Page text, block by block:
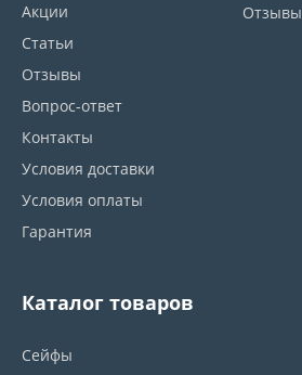
Акции
Статьи
Отзывы
Вопрос-ответ
Контакты
Условия доставки
Условия оплаты
Гарантия
Отзывы
Каталог товаров
Сейфы